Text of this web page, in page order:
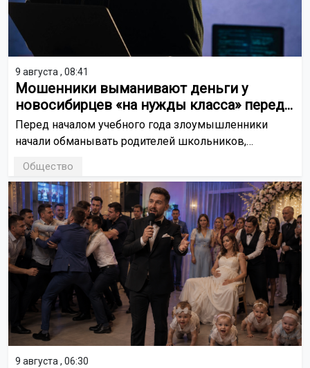
9 августа , 08:41
Мошенники выманивают деньги у
новосибирцев «на нужды класса» перед
1 сентября
Перед началом учебного года злоумышленники
начали обманывать родителей школьников,
или членами родительского комитета.
Общество
9 августа , 06:30